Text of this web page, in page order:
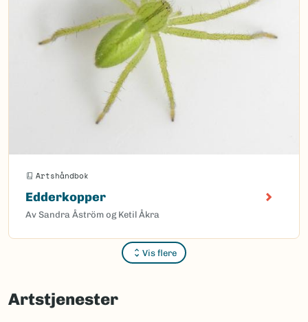
Artshåndbok
Edderkopper
Av Sandra Åström og Ketil Åkra
Vis flere
Artstjenester